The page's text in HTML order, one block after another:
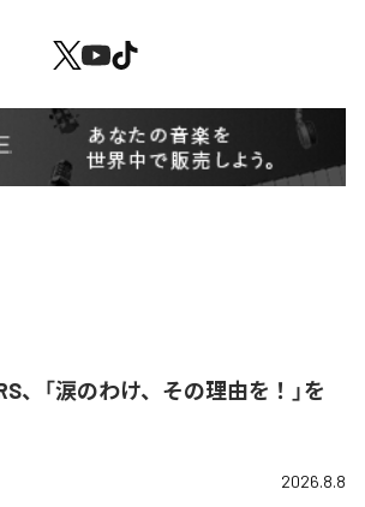
、「涙のわけ、その理由を！」を
2026.8.8